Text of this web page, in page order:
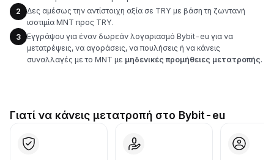
2
Δες αμέσως την αντίστοιχη αξία σε TRY με βάση τη ζωντανή
ισοτιμία MNT προς TRY.
3
Εγγράψου για έναν δωρεάν λογαριασμό Bybit-eu για να
μετατρέψεις, να αγοράσεις, να πουλήσεις ή να κάνεις
συναλλαγές με το MNT με μηδενικές προμήθειες μετατροπής.
Γιατί να κάνεις μετατροπή στο Bybit-eu